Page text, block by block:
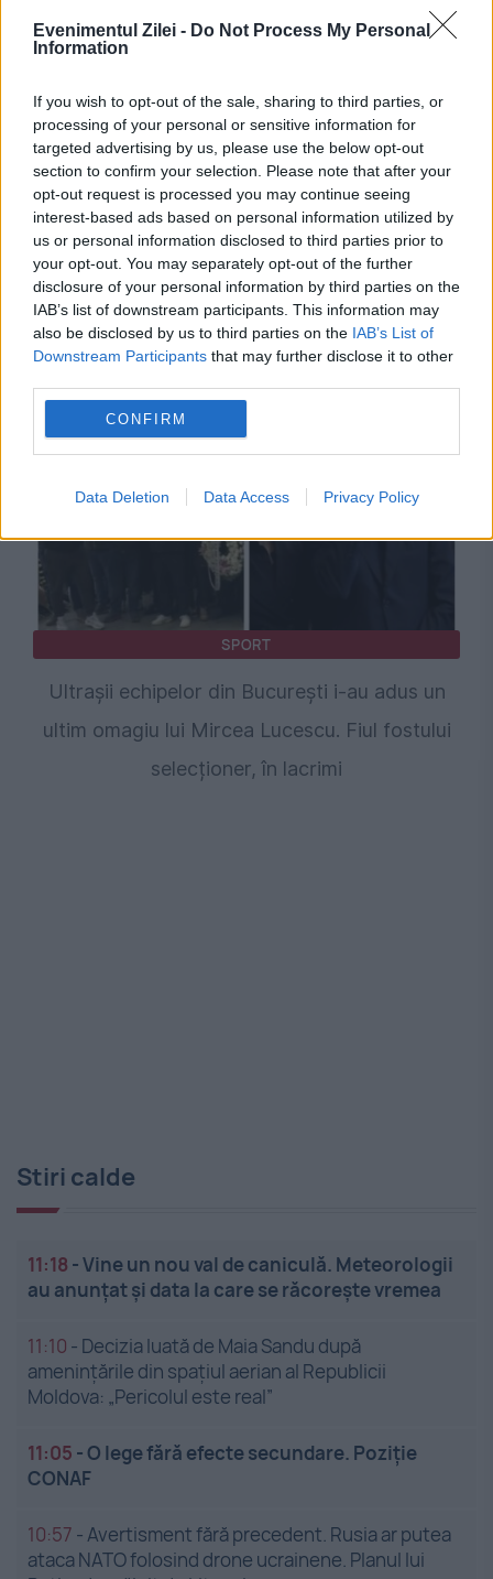
Evenimentul Zilei - Do Not Process My Personal
Information
If you wish to opt-out of the sale, sharing to third parties, or
processing of your personal or sensitive information for
targeted advertising by us, please use the below opt-out
section to confirm your selection. Please note that after your
opt-out request is processed you may continue seeing
interest-based ads based on personal information utilized by
us or personal information disclosed to third parties prior to
your opt-out. You may separately opt-out of the further
disclosure of your personal information by third parties on the
IAB’s list of downstream participants. This information may
also be disclosed by us to third parties on the IAB’s List of
Downstream Participants that may further disclose it to other
CONFIRM
Data Deletion Data Access Privacy Policy
SPORT
Care sunt procedurile pentru ca un stadion să
primească numele unei personalități
SPORT
Ultrașii echipelor din București i-au adus un
ultim omagiu lui Mircea Lucescu. Fiul fostului
selecționer, în lacrimi
Stiri calde
11:18 -Vine un nou val de caniculă. Meteorologii
au anunțat și data la care se răcorește vremea
11:10 - Decizia luată de Maia Sandu după
amenințările din spațiul aerian al Republicii
Moldova: „Pericolul este real”
11:05 -O lege fără efecte secundare. Poziție
CONAF
10:57 -Avertisment fără precedent. Rusia ar putea
ataca NATO folosind drone ucrainene. Planul lui